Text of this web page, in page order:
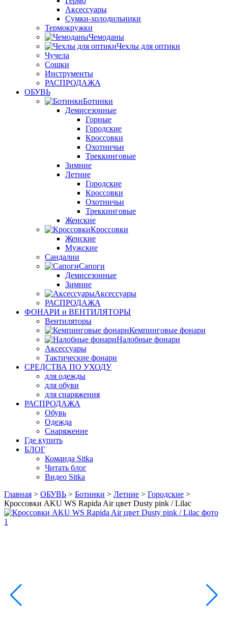
Аксессуары
Сумки-холодильники
Термокружки
Чемоданы
Чехлы для оптики
Чучела
Сошки
Инструменты
РАСПРОДАЖА
ОБУВЬ
Ботинки
Демисезонные
Горные
Городские
Кроссовки
Охотничьи
Треккинговые
Зимние
Летние
Городские
Кроссовки
Охотничьи
Треккинговые
Женские
Кроссовки
Женские
Мужские
Сандалии
Сапоги
Демисезонные
Зимние
Аксессуары
РАСПРОДАЖА
ФОНАРИ и ВЕНТИЛЯТОРЫ
Вентиляторы
Кемпинговые фонари
Налобные фонари
Аксессуары
Тактические фонари
СРЕДСТВА ПО УХОДУ
для одежды
для обуви
для снаряжения
РАСПРОДАЖА
Обувь
Одежда
Снаряжение
Где купить
БЛОГ
Команда Sitka
Читать блог
Видео Sitka
Главная > ОБУВЬ > Ботинки > Летние > Городские >
Кроссовки AKU WS Rapida Air цвет Dusty pink / Lilac